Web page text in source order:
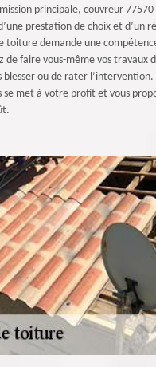
principale, couvreur
prestation de choix et d’un
toiture demande une
de faire vous-même vos travaux
ou de rater l’intervention.
se met à votre profit et vous